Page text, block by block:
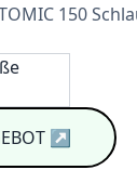
150
↗